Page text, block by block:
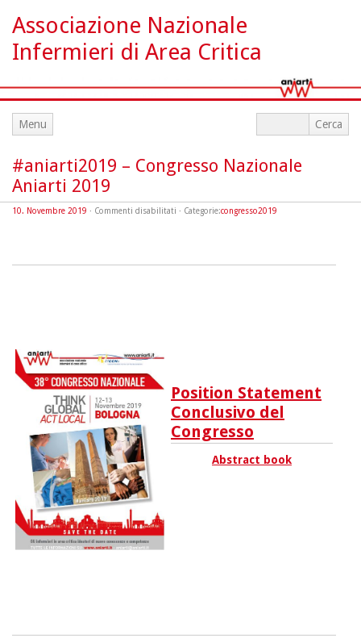
Associazione Nazionale
Infermieri di Area Critica
Menu
#aniarti2019 – Congresso Nazionale
Aniarti 2019
10. Novembre 2019 · Commenti disabilitati su
#aniarti2019
2019
· Categorie:congresso2019
Position Statement
Conclusivo del
Congresso
Abstract book